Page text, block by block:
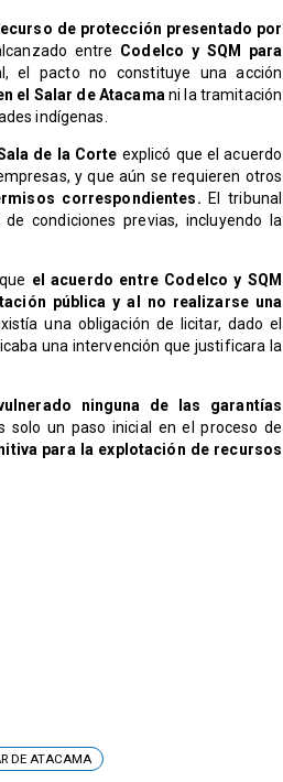
de protección presentado por
entre Codelco y SQM
para
el pacto no constituye una acción
el Salar de Atacamani la tramitación
indígenas.
de la Corte explicó que el acuerdo
y que aún se requieren otros
correspondientes. El tribunal
condiciones previas, incluyendo la
el acuerdo entre Codelco y SQM
pública y al no realizarse una
una obligación de licitar, dado el
una intervención que justificara la
ninguna de las garantías
solo un paso inicial en el proceso de
para la explotación de recursos
DE ATACAMA